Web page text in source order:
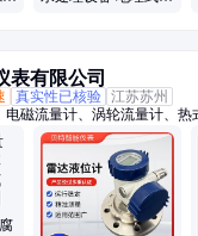
表有限公司
真实性已核验 江苏苏州
电磁流量计、涡轮流量计、热
子流量计、金属管浮子流量计
转子流量计、科氏力质量流量
送器、差压变送器、磁翻板液
量计、投入式液位计、热式